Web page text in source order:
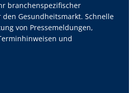
branchenspezifischer
Gesundheitsmarkt. Schnelle
von Pressemeldungen,
und